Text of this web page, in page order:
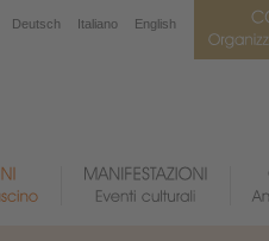
Deutsch Italiano English